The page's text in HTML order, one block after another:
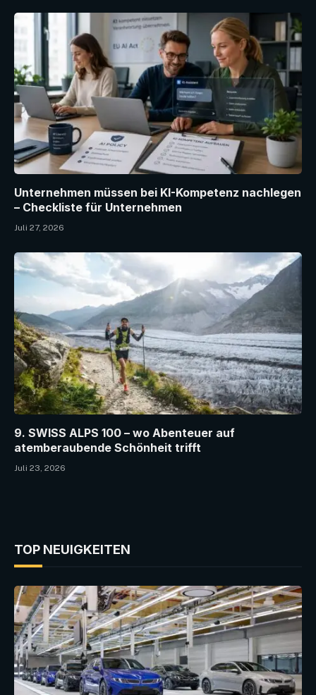
Unternehmen müssen bei KI-Kompetenz nachlegen
– Checkliste für Unternehmen
Juli 27, 2026
9. SWISS ALPS 100 – wo Abenteuer auf
atemberaubende Schönheit trifft
Juli 23, 2026
TOP NEUIGKEITEN